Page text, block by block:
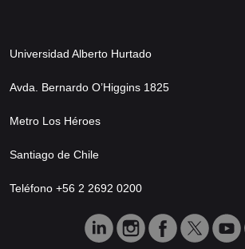
Universidad Alberto Hurtado
Avda. Bernardo O’Higgins 1825
Metro Los Héroes
Santiago de Chile
Teléfono +56 2 2692 0200